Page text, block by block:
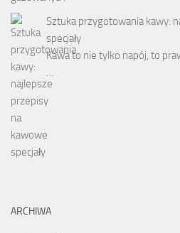
Sztuka przygotowania kawy:
specjały
Kawa to nie tylko napój, to
…
ARCHIWA